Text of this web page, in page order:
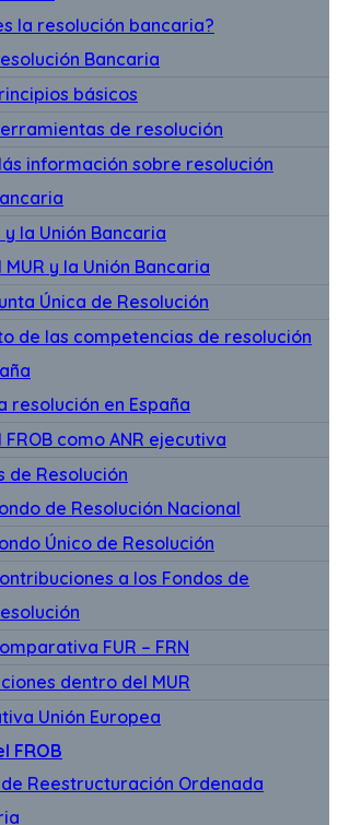
la resolución bancaria?
Bancaria
básicos
de resolución
información sobre resolución
y la Unión Bancaria
MUR y la Unión Bancaria
Única de Resolución
de las competencias de resolución
resolución en España
FROB como ANR ejecutiva
de Resolución
de Resolución Nacional
Único de Resolución
a los Fondos de
FUR – FRN
dentro del MUR
Unión Europea
FROB
Reestructuración Ordenada